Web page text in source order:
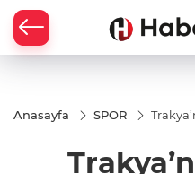
Anasayfa SPOR